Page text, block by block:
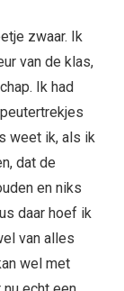
zwaar. Ik
van de klas,
Ik had
weet ik, als ik
dat de
en niks
daar hoef ik
van alles
wel met